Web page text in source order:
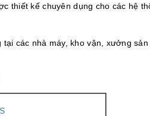
thiết kế chuyên dụng cho các hệ
các nhà máy, kho vận, xưởng